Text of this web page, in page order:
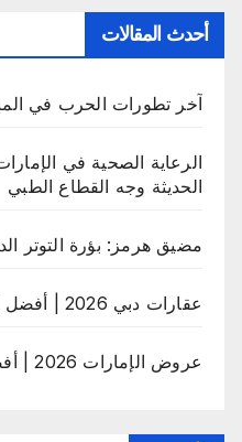
أحدث المقالات
آخر تطورات الحرب في
الرعاية الصحية في
الحديثة وجه القطاع الطبي
مضيق هرمز: بؤرة التوتر
عقارات دبي 2026 | أفضل المناطق والأسعار والفرص
عروض الإمارات 2026 | أفضل الخصومات والتخفيضات